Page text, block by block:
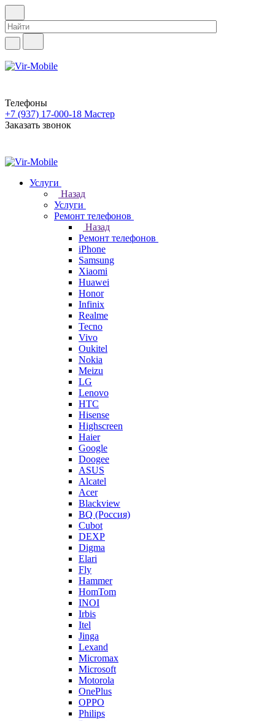
Телефоны
+7 (937) 17-000-18 Мастер
Заказать звонок
Услуги
Назад
Услуги
Ремонт телефонов
Назад
Ремонт телефонов
iPhone
Samsung
Xiaomi
Huawei
Honor
Infinix
Realme
Tecno
Vivo
Oukitel
Nokia
Meizu
LG
Lenovo
HTC
Hisense
Highscreen
Haier
Google
Doogee
ASUS
Alcatel
Acer
Blackview
BQ (Россия)
Cubot
DEXP
Digma
Elari
Fly
Hammer
HomTom
INOI
Irbis
Itel
Jinga
Lexand
Micromax
Microsoft
Motorola
OnePlus
OPPO
Philips